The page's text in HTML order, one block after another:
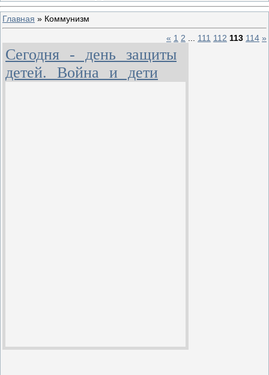
Главная » Коммунизм
« 1 2 111 112 113 114 »
Сегодня - день защиты
детей. Война и дети